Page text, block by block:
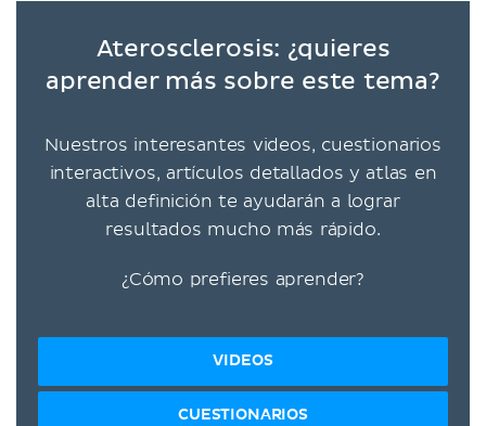
Aterosclerosis: ¿quieres
aprender más sobre este tema?
Nuestros interesantes videos, cuestionarios
interactivos, artículos detallados y atlas en
alta definición te ayudarán a lograr
resultados mucho más rápido.
¿Cómo prefieres aprender?
VIDEOS
CUESTIONARIOS